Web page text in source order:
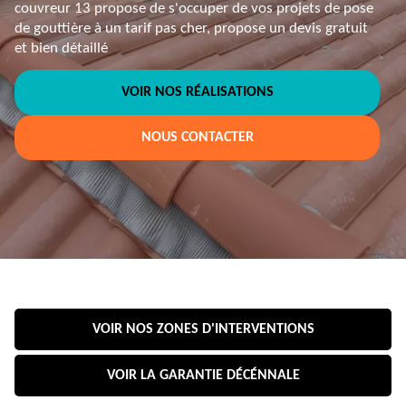
couvreur 13 propose de s'occuper de vos projets de pose
de gouttière à un tarif pas cher, propose un devis gratuit
et bien détaillé
VOIR NOS RÉALISATIONS
NOUS CONTACTER
VOIR NOS ZONES D'INTERVENTIONS
VOIR LA GARANTIE DÉCÉNNALE